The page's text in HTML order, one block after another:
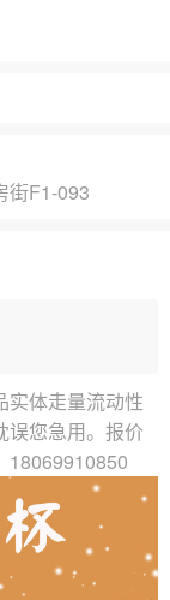
街F1-093
实体走量流动性
误您急用。报价
18069910850